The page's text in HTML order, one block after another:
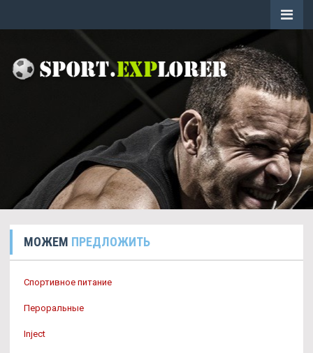
МОЖЕМ ПРЕДЛОЖИТЬ
Спортивное питание
Пероральные
Inject